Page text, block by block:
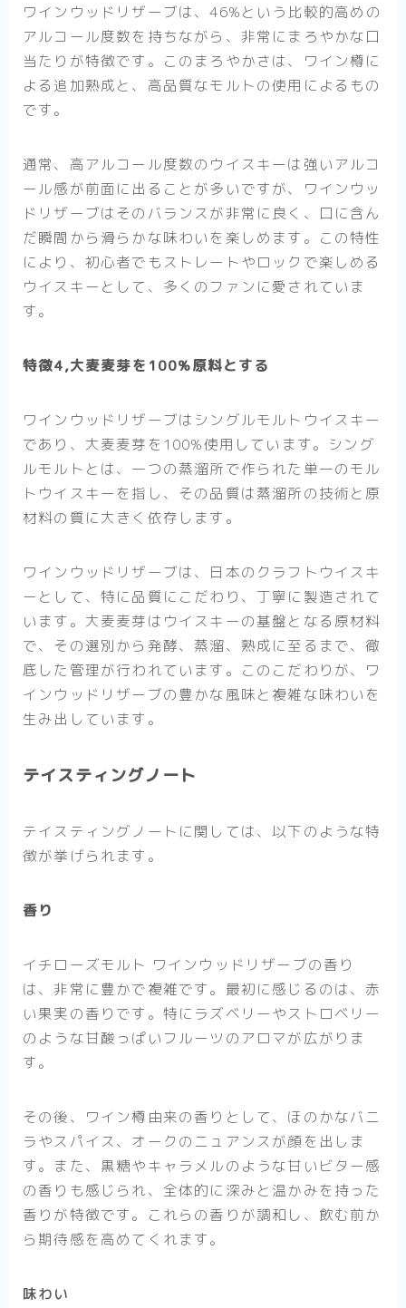
ワインウッドリザーブは、46%という比較的高めの
アルコール度数を持ちながら、非常にまろやかな口
当たりが特徴です。このまろやかさは、ワイン樽に
よる追加熟成と、高品質なモルトの使用によるもの
です。
通常、高アルコール度数のウイスキーは強いアルコ
ール感が前面に出ることが多いですが、ワインウッ
ドリザーブはそのバランスが非常に良く、口に含ん
だ瞬間から滑らかな味わいを楽しめます。この特性
により、初心者でもストレートやロックで楽しめる
ウイスキーとして、多くのファンに愛されていま
す。
特徴4,大麦麦芽を100%原料とする
ワインウッドリザーブはシングルモルトウイスキー
であり、大麦麦芽を100%使用しています。シング
ルモルトとは、一つの蒸溜所で作られた単一のモル
トウイスキーを指し、その品質は蒸溜所の技術と原
材料の質に大きく依存します。
ワインウッドリザーブは、日本のクラフトウイスキ
ーとして、特に品質にこだわり、丁寧に製造されて
います。大麦麦芽はウイスキーの基盤となる原材料
で、その選別から発酵、蒸溜、熟成に至るまで、徹
底した管理が行われています。このこだわりが、ワ
インウッドリザーブの豊かな風味と複雑な味わいを
生み出しています。
テイスティングノート
テイスティングノートに関しては、以下のような特
徴が挙げられます。
香り
イチローズモルト ワインウッドリザーブの香り
は、非常に豊かで複雑です。最初に感じるのは、赤
い果実の香りです。特にラズベリーやストロベリー
のような甘酸っぱいフルーツのアロマが広がりま
す。
その後、ワイン樽由来の香りとして、ほのかなバニ
ラやスパイス、オークのニュアンスが顔を出しま
す。また、黒糖やキャラメルのような甘いビター感
の香りも感じられ、全体的に深みと温かみを持った
香りが特徴です。これらの香りが調和し、飲む前か
ら期待感を高めてくれます。
味わい